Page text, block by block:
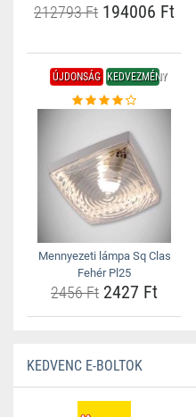
212793 Ft 194006 Ft
ÚJDONSÁG KEDVEZMÉNY
Mennyezeti lámpa Sq Clas
Fehér Pl25
2456 Ft 2427 Ft
KEDVENC E-BOLTOK